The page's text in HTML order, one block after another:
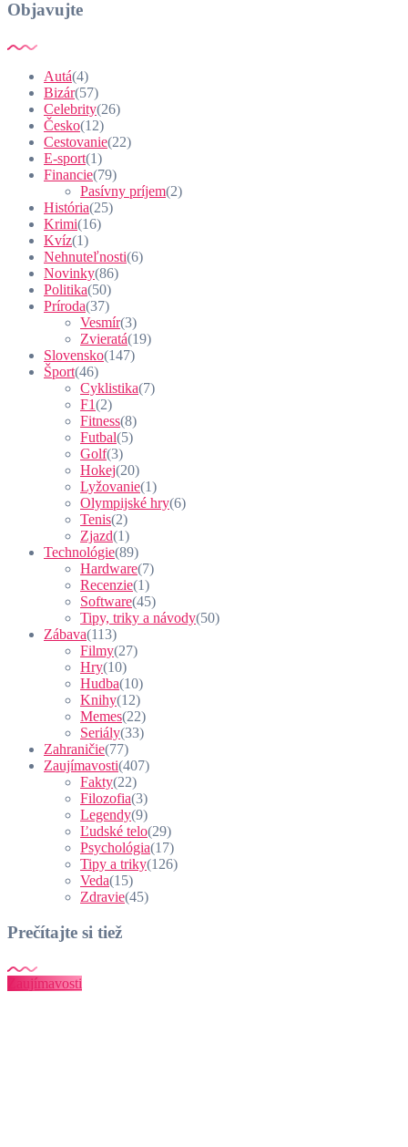
Objavujte
Autá(4)
Bizár(57)
Celebrity(26)
Česko(12)
Cestovanie(22)
E-sport(1)
Financie(79)
Pasívny príjem(2)
História(25)
Krimi(16)
Kvíz(1)
Nehnuteľnosti(6)
Novinky(86)
Politika(50)
Príroda(37)
Vesmír(3)
Zvieratá(19)
Slovensko(147)
Šport(46)
Cyklistika(7)
F1(2)
Fitness(8)
Futbal(5)
Golf(3)
Hokej(20)
Lyžovanie(1)
Olympijské hry(6)
Tenis(2)
Zjazd(1)
Technológie(89)
Hardware(7)
Recenzie(1)
Software(45)
Tipy, triky a návody(50)
Zábava(113)
Filmy(27)
Hry(10)
Hudba(10)
Knihy(12)
Memes(22)
Seriály(33)
Zahraničie(77)
Zaujímavosti(407)
Fakty(22)
Filozofia(3)
Legendy(9)
Ľudské telo(29)
Psychológia(17)
Tipy a triky(126)
Veda(15)
Zdravie(45)
Prečítajte si tiež
Zaujímavosti